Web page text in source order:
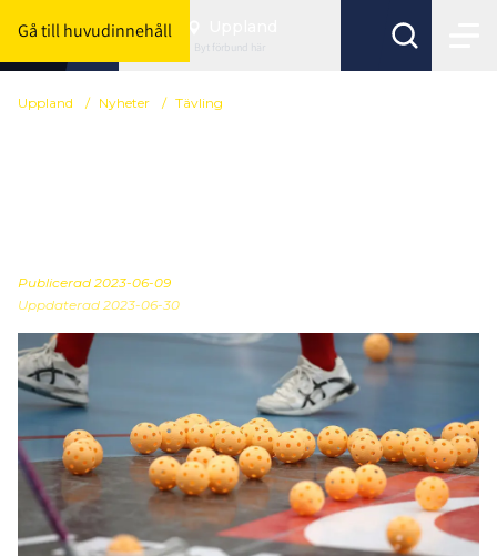
Gå till huvudinnehåll
Byt förbund här
Uppland / Nyheter / Tävling
Publicerad 2023-06-09
Uppdaterad 2023-06-30